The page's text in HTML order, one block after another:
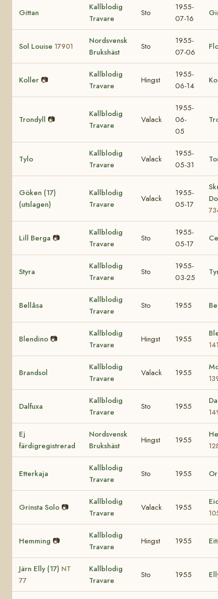
Gittan
Kallblodig
Travare
Sto
1955-
07-16
Sol Louise 17901
Nordsvensk
Brukshäst
Sto
1955-
07-06
Koller 📷
Kallblodig
Travare
Hingst
1955-
06-14
Trondyll 📷
Kallblodig
Travare
Valack
1955-
06-
05
Tylo
Kallblodig
Travare
Valack
1955-
05-31
Göken (17)
(utslagen)
Kallblodig
Travare
Valack
1955-
05-17
Lill Berga 📷
Kallblodig
Travare
Sto
1955-
05-17
Styra
Kallblodig
Travare
Sto
1955-
03-25
Bellåsa
Kallblodig
Travare
Sto 1955
Blendino 📷
Kallblodig
Travare
Hingst 1955
Brandsol
Kallblodig
Travare
Valack 1955
Dalfuxa
Kallblodig
Travare
Sto 1955
Ej
färdigregistrerad
Nordsvensk
Brukshäst
Hingst 1955
Etterkaja
Kallblodig
Travare
Sto 1955
Grinsta Solo 📷
Kallblodig
Travare
Valack 1955
Hemming 📷
Kallblodig
Travare
Hingst 1955
Järn Elly (17) NT
77
Kallblodig
Travare
Sto 1955